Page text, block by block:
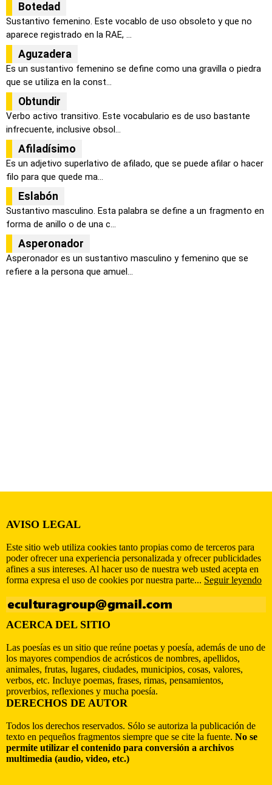
Botedad
Sustantivo femenino. Este vocablo de uso obsoleto y que no
aparece registrado en la RAE, ...
Aguzadera
Es un sustantivo femenino se define como una gravilla o piedra
que se utiliza en la const...
Obtundir
Verbo activo transitivo. Este vocabulario es de uso bastante
infrecuente, inclusive obsol...
Afiladísimo
Es un adjetivo superlativo de afilado, que se puede afilar o hacer
filo para que quede ma...
Eslabón
Sustantivo masculino. Esta palabra se define a un fragmento en
forma de anillo o de una c...
Asperonador
Asperonador es un sustantivo masculino y femenino que se
refiere a la persona que amuel...
AVISO LEGAL
Este sitio web utiliza cookies tanto propias como de terceros para
poder ofrecer una experiencia personalizada y ofrecer publicidades
afines a sus intereses. Al hacer uso de nuestra web usted acepta en
forma expresa el uso de cookies por nuestra parte... Seguir leyendo
ACERCA DEL SITIO
Las poesías es un sitio que reúne poetas y poesía, además de uno de
los mayores compendios de acrósticos de nombres, apellidos,
animales, frutas, lugares, ciudades, municipios, cosas, valores,
verbos, etc. Incluye poemas, frases, rimas, pensamientos,
proverbios, reflexiones y mucha poesía.
DERECHOS DE AUTOR
Todos los derechos reservados. Sólo se autoriza la publicación de
texto en pequeños fragmentos siempre que se cite la fuente. No se
permite utilizar el contenido para conversión a archivos
multimedia (audio, video, etc.)